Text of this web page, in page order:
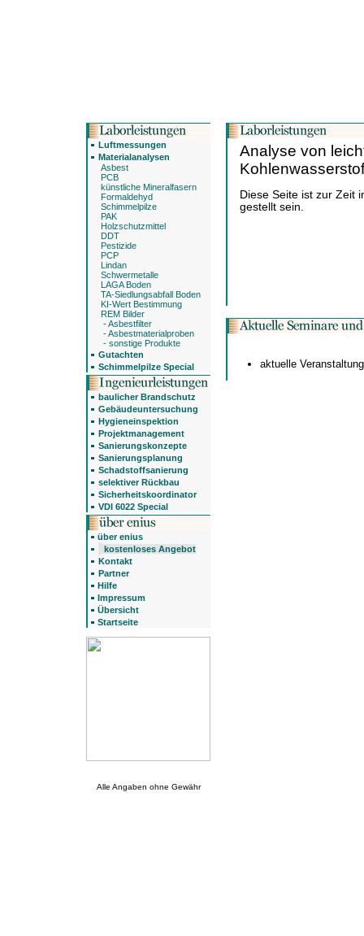
Luftmessungen
Materialanalysen
Asbest
PCB
künstliche Mineralfasern
Formaldehyd
Schimmelpilze
PAK
Holzschutzmittel
DDT
Pestizide
PCP
Lindan
Schwermetalle
LAGA Boden
TA-Siedlungsabfall Boden
KI-Wert Bestimmung
REM Bilder
- Asbestfilter
- Asbestmaterialproben
- sonstige Produkte
Gutachten
Schimmelpilze Special
baulicher Brandschutz
Gebäudeuntersuchung
Hygieneinspektion
Projektmanagement
Sanierungskonzepte
Sanierungsplanung
Schadstoffsanierung
selektiver Rückbau
Sicherheitskoordinator
VDI 6022 Special
über enius
kostenloses Angebot
Kontakt
Partner
Hilfe
Impressum
Übersicht
Startseite
Alle Angaben ohne Gewähr
Analyse von
Diese Seite ist zur Zeit
gestellt sein.
aktuelle